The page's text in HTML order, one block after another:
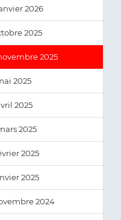
2026
2025
2025
2025
2025
2025
2025
2025
2024